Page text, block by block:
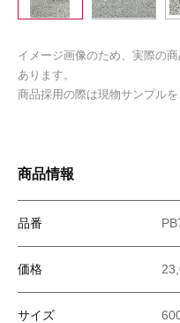
イメージ画像のため、実際の
あります。
商品採用の際は現物サンプル
商品情報
品番
価格
サイズ